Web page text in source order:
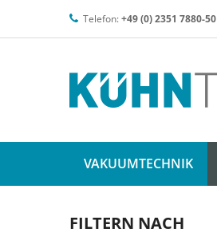
Telefon:+49 (0) 2351 7880-50
VAKUUMTECHNIK
FILTERN NACH